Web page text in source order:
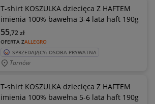
T-shirt KOSZULKA dziecięca Z HAFTEM
imienia 100% bawełna 3-4 lata haft 190g
OFERTA ZALLEGRO
55,72zł
SPRZEDAJĄCY: OSOBA PRYWATNA
Tarnów
T-shirt KOSZULKA dziecięca Z HAFTEM
imienia 100% bawełna 5-6 lata haft 190g